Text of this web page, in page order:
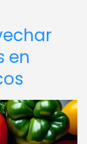
en